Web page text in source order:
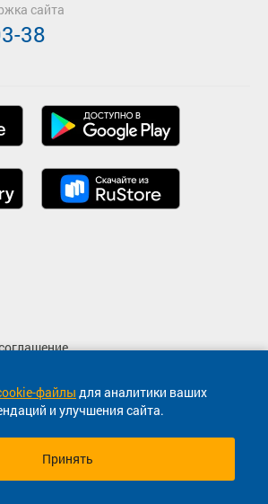
файлы для аналитики ваших
и улучшения сайта.
Принять
сообщения
сайта
38
Онлайн сервис продажи